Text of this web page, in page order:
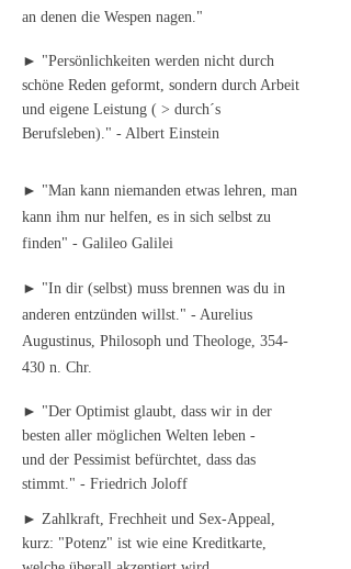
an denen die Wespen nagen."
► "Persönlichkeiten werden nicht durch
schöne Reden geformt, sondern durch Arbeit
und eigene Leistung ( > durch´s
Berufsleben)." - Albert Einstein
► "Man kann niemanden etwas lehren, man
kann ihm nur helfen, es in sich selbst zu
finden" - Galileo Galilei
► "In dir (selbst) muss brennen was du in
anderen entzünden willst." - Aurelius
Augustinus, Philosoph und Theologe, 354-
430 n. Chr.
► "Der Optimist glaubt, dass wir in der
besten aller möglichen Welten leben -
und der Pessimist befürchtet, dass das
stimmt." - Friedrich Joloff
► Zahlkraft, Frechheit und Sex-Appeal,
kurz: "Potenz" ist wie eine Kreditkarte,